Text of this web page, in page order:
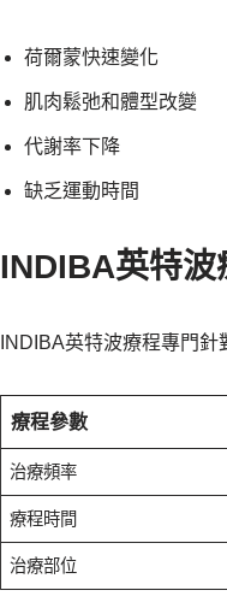
荷爾蒙快速變化
肌肉鬆弛和體型改變
代謝率下降
缺乏運動時間
INDIBA英特波
INDIBA英特波療程專門
療程參數
治療頻率
療程時間
治療部位